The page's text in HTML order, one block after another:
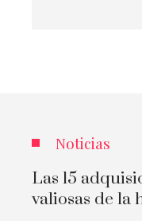
Noticias
Las 15
valiosas de la